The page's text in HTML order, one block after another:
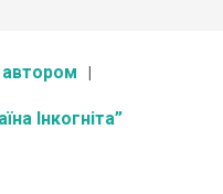
Інкогніта”